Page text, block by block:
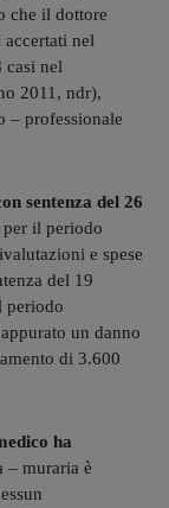
che il dottore
nel
casi nel
2011, ndr),
– professionale
sentenza del 26
il periodo
e spese
del 19
periodo
un danno
di 3.600
ha
– muraria è